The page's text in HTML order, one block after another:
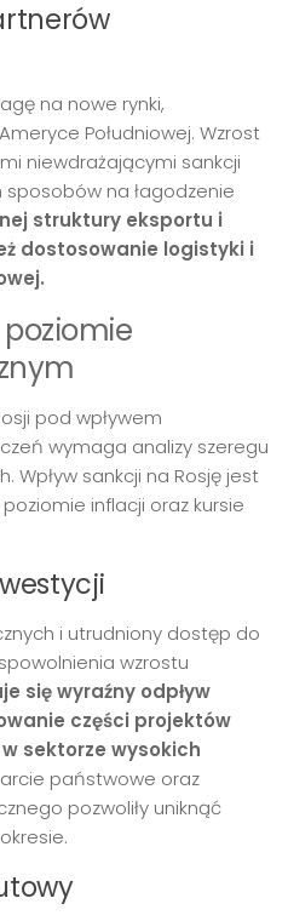
na nowe rynki,
Południowej. Wzrost
niewdrażającymi sankcji
sposobów na łagodzenie
struktury eksportu i
dostosowanie logistyki i
pod wpływem
wymaga analizy szeregu
Wpływ sankcji na Rosję jest
inflacji oraz kursie
i utrudniony dostęp do
wzrostu
się wyraźny odpływ
części projektów
sektorze wysokich
państwowe oraz
pozwoliły uniknąć